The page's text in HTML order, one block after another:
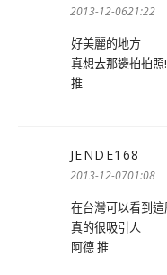
示:
2013-12-0621:22
好美麗的地方
真想去那邊拍拍照!
推
JENDE168
示:
2013-12-0701:08
在台灣可以看到
真的很吸引人
阿德 推